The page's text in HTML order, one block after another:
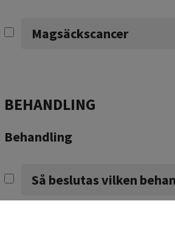
Magsäckscancer
BEHANDLING
Behandling
Så beslutas vilken